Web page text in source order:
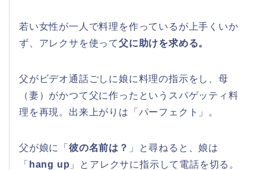
若い女性が一人で料理を作っているが上手くいか
ず、アレクサを使って父に助けを求める。
父がビデオ通話ごしに娘に料理の指示をし、母
（妻）がかつて父に作ったというスパゲッティ料
理を再現。出来上がりは「パーフェクト」。
父が娘に「 彼の名前は？ 」と尋ねると、娘は
「 hang up 」とアレクサに指示して電話を切る。